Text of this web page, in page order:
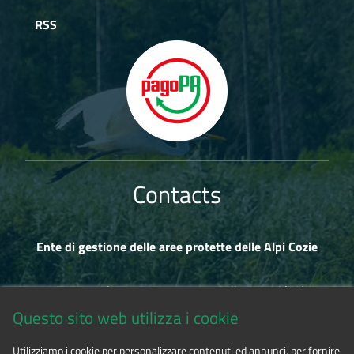
RSS
Contacts
Ente di gestione delle aree protette delle Alpi Cozie
Via Fransuà Fontan, 1 - 10050 Salbertrand (TO)
Questo sito web utilizza i cookie